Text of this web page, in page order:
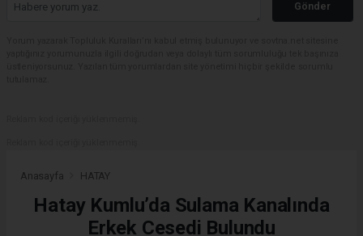
Gönder
Anasayfa HATAY
Hatay Kumlu’da Sulama Kanalında
Erkek Cesedi Bulundu